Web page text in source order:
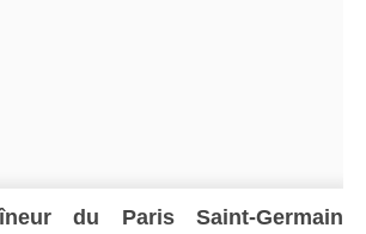
du Paris Saint-Germain